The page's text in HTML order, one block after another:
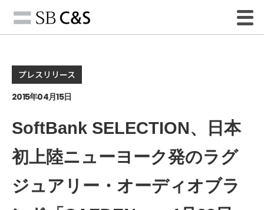
プレスリリース
2015年04月15日
SoftBank SELECTION、日本
初上陸ニューヨーク発のラグ
ジュアリー・オーディオブラ